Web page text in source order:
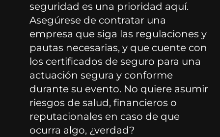
seguridad es una prioridad aquí.
Asegúrese de contratar una
empresa que siga las regulaciones y
pautas necesarias, y que cuente con
los certificados de seguro para una
actuación segura y conforme
durante su evento. No quiere asumir
riesgos de salud, financieros o
reputacionales en caso de que
ocurra algo, ¿verdad?